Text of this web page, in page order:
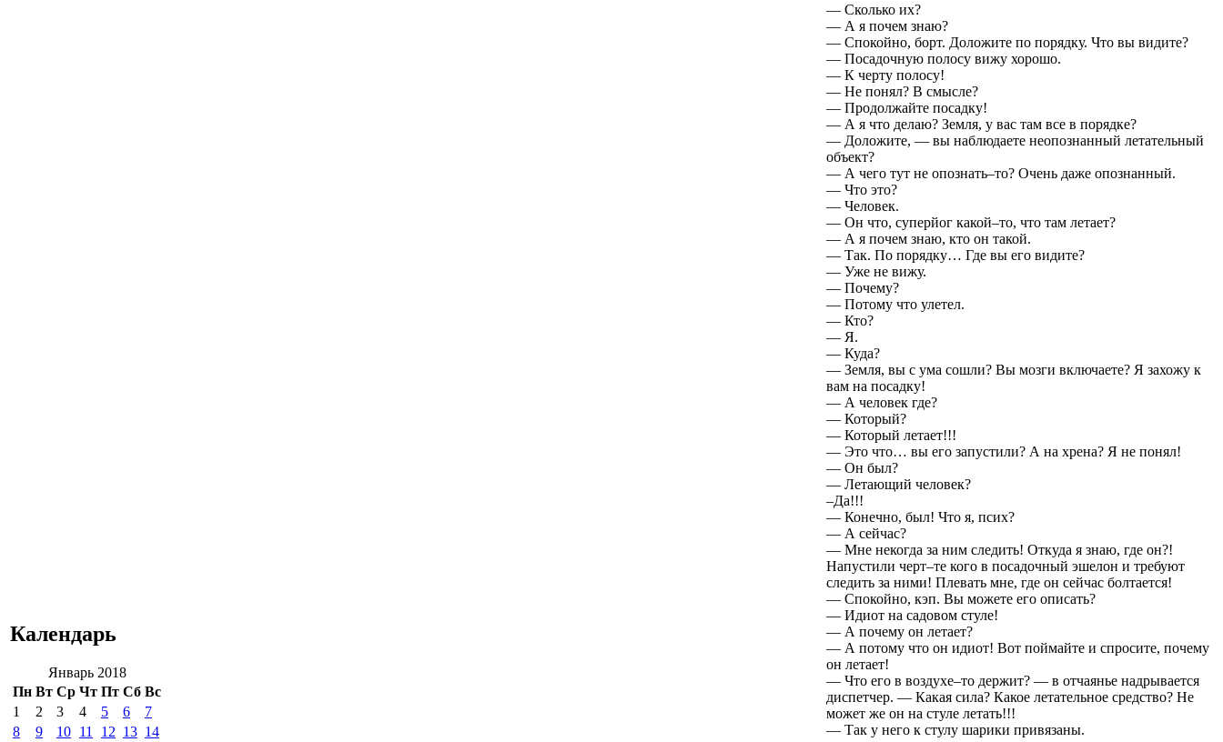
Календарь
Январь 2018
Пн Вт Ср Чт Пт Сб Вс
1
2 3 4 5 6
7
8
9 10 11 12 13 14
— Сколько их?
— А я почем знаю?
— Спокойно, борт. Доложите по порядку. Что вы видите?
— Посадочную полосу вижу хорошо.
— К черту полосу!
— Не понял? В смысле?
— Продолжайте посадку!
— А я что делаю? Земля, у вас там все в порядке?
— Доложите, — вы наблюдаете неопознанный летательный
объект?
— А чего тут не опознать–то? Очень даже опознанный.
— Что это?
— Человек.
— Он что, суперйог какой–то, что там летает?
— А я почем знаю, кто он такой.
— Так. По порядку… Где вы его видите?
— Уже не вижу.
— Почему?
— Потому что улетел.
— Кто?
— Я.
— Куда?
— Земля, вы с ума сошли? Вы мозги включаете? Я захожу к
вам на посадку!
— А человек где?
— Который?
— Который летает!!!
— Это что… вы его запустили? А на хрена? Я не понял!
— Он был?
— Летающий человек?
–Да!!!
— Конечно, был! Что я, псих?
— А сейчас?
— Мне некогда за ним следить! Откуда я знаю, где он?!
Напустили черт–те кого в посадочный эшелон и требуют
следить за ними! Плевать мне, где он сейчас болтается!
— Спокойно, кэп. Вы можете его описать?
— Идиот на садовом стуле!
— А почему он летает?
— А потому что он идиот! Вот поймайте и спросите, почему
он летает!
— Что его в воздухе–то держит? — в отчаянье надрывается
диспетчер. — Какая сила? Какое летательное средство? Не
может же он на стуле летать!!!
— Так у него к стулу шарики привязаны.